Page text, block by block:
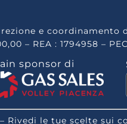
e coordinamento
– REA : 1794958 –
sponsor di
– Rivedi le tue scelte sui